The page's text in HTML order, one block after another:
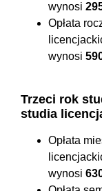
wynosi
Opłata
wynosi
Trzeci rok
studia
Opłata
wynosi